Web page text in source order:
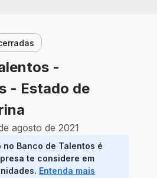
-
- Estado de
agosto de 2021
no Banco de Talentos é
te considere em
Entenda mais